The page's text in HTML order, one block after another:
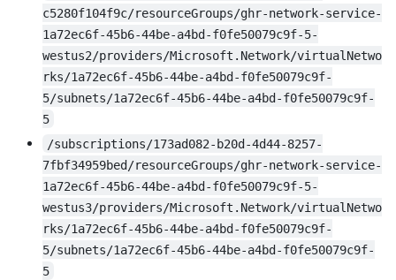
c5280f104f9c/resourceGroups/ghr-network-service-
1a72ec6f-45b6-44be-a4bd-f0fe50079c9f-5-
westus2/providers/Microsoft.Network/virtualNetwo
rks/1a72ec6f-45b6-44be-a4bd-f0fe50079c9f-
5/subnets/1a72ec6f-45b6-44be-a4bd-f0fe50079c9f-
5
/subscriptions/173ad082-b20d-4d44-8257-
7fbf34959bed/resourceGroups/ghr-network-service-
1a72ec6f-45b6-44be-a4bd-f0fe50079c9f-5-
westus3/providers/Microsoft.Network/virtualNetwo
rks/1a72ec6f-45b6-44be-a4bd-f0fe50079c9f-
5/subnets/1a72ec6f-45b6-44be-a4bd-f0fe50079c9f-
5